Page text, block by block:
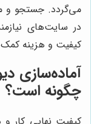
می‌گردد. جستجو و
در سایت‌های
کیفیت و هزینه کمک
آماده‌سازی
چگونه است؟